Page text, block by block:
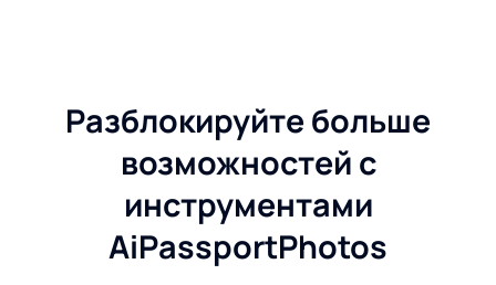
Разблокируйте больше
возможностей с
инструментами
AiPassportPhotos